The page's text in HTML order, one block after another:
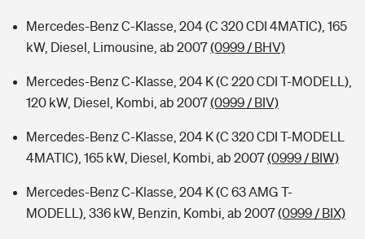
Mercedes-Benz C-Klasse, 204 (C 320 CDI 4MATIC), 165
kW, Diesel, Limousine, ab 2007(0999 / BHV)
Mercedes-Benz C-Klasse, 204 K (C 220 CDI T-MODELL),
120 kW, Diesel, Kombi, ab 2007(0999 / BIV)
Mercedes-Benz C-Klasse, 204 K (C 320 CDI T-MODELL
4MATIC), 165 kW, Diesel, Kombi, ab 2007(0999 / BIW)
Mercedes-Benz C-Klasse, 204 K (C 63 AMG T-
MODELL), 336 kW, Benzin, Kombi, ab 2007(0999 / BIX)